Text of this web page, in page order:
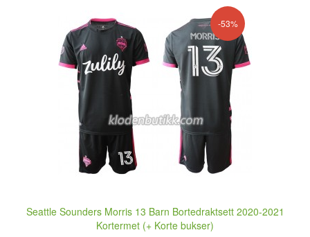
-53%
Seattle Sounders Morris 13 Barn Bortedraktsett 2020-2021
Kortermet (+ Korte bukser)